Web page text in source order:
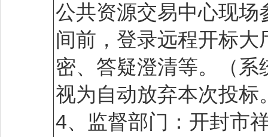
公共资源交易中心现场
间前，登录远程开标
密、答疑澄清等。（
视为自动放弃本次投标
4、监督部门：开封市